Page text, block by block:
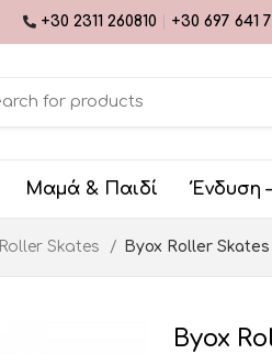
+30 2311 260810 +30 697 641
Μαμά & Παιδί Ένδυση
Roller Skates Byox Roller
Byox